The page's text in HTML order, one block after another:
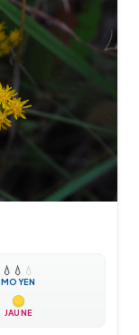
💧 💧 💧
MOYEN
JAUNE